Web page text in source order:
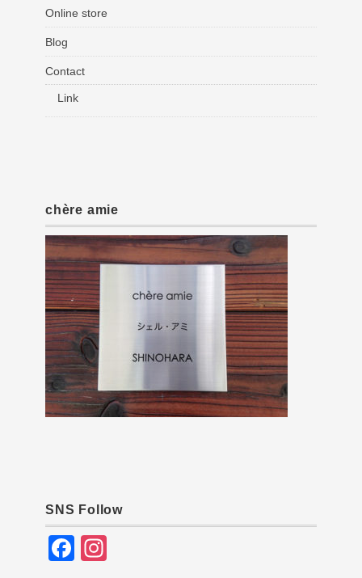
Online store
Blog
Contact
Link
chère amie
SNS Follow
F